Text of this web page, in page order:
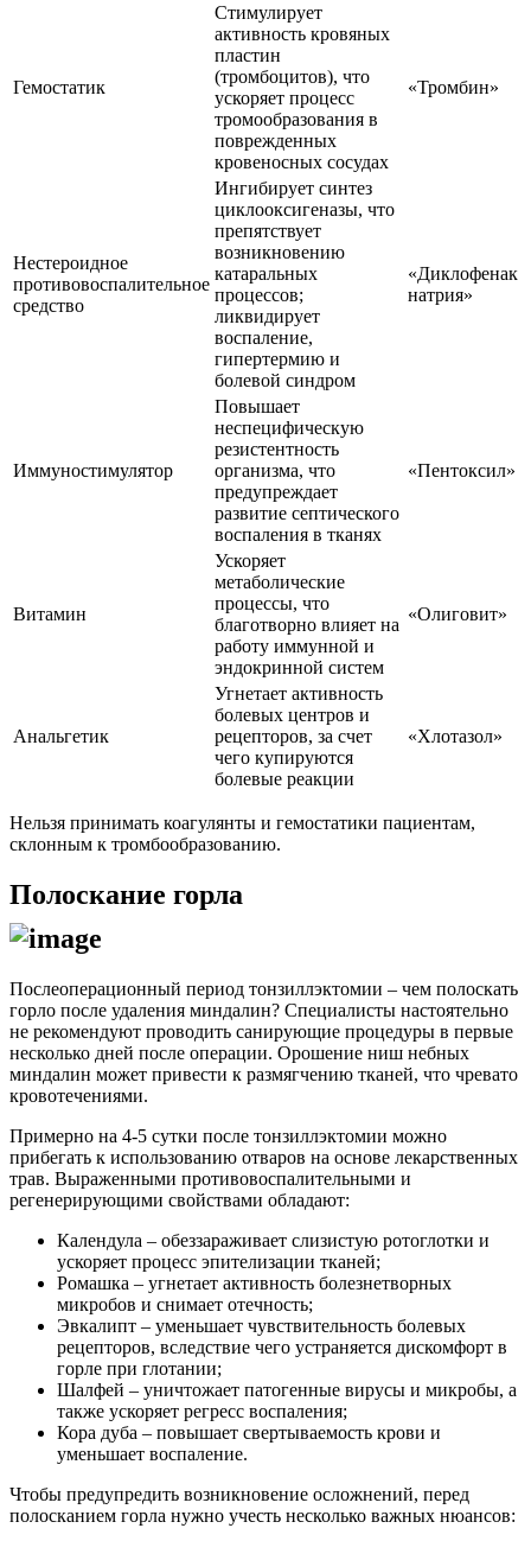
Гемостатик
Стимулирует
активность кровяных
пластин
(тромбоцитов), что
ускоряет процесс
тромообразования в
поврежденных
кровеносных сосудах
«Тромбин»
Нестероидное
противовоспалительное
средство
Ингибирует синтез
циклооксигеназы, что
препятствует
возникновению
катаральных
процессов;
ликвидирует
воспаление,
гипертермию и
болевой синдром
«Диклофенак
натрия»
Иммуностимулятор
Повышает
неспецифическую
резистентность
организма, что
предупреждает
развитие септического
воспаления в тканях
«Пентоксил»
Витамин
Ускоряет
метаболические
процессы, что
благотворно влияет на
работу иммунной и
эндокринной систем
«Олиговит»
Анальгетик
Угнетает активность
болевых центров и
рецепторов, за счет
чего купируются
болевые реакции
«Хлотазол»
Нельзя принимать коагулянты и гемостатики пациентам,
склонным к тромбообразованию.
Полоскание горла
Послеоперационный период тонзиллэктомии – чем полоскать
горло после удаления миндалин? Специалисты настоятельно
не рекомендуют проводить санирующие процедуры в первые
несколько дней после операции. Орошение ниш небных
миндалин может привести к размягчению тканей, что чревато
кровотечениями.
Примерно на 4-5 сутки после тонзиллэктомии можно
прибегать к использованию отваров на основе лекарственных
трав. Выраженными противовоспалительными и
регенерирующими свойствами обладают:
Календула – обеззараживает слизистую ротоглотки и
ускоряет процесс эпителизации тканей;
Ромашка – угнетает активность болезнетворных
микробов и снимает отечность;
Эвкалипт – уменьшает чувствительность болевых
рецепторов, вследствие чего устраняется дискомфорт в
горле при глотании;
Шалфей – уничтожает патогенные вирусы и микробы, а
также ускоряет регресс воспаления;
Кора дуба – повышает свертываемость крови и
уменьшает воспаление.
Чтобы предупредить возникновение осложнений, перед
полосканием горла нужно учесть несколько важных нюансов: